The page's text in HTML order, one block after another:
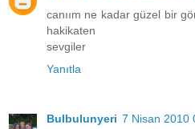
canıım ne kadar güzel bir
hakikaten
sevgiler
Yanıtla
Bulbulunyeri 7 Nisan 2010